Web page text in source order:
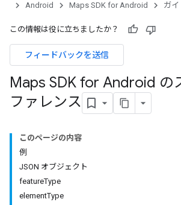
Android
Maps SDK for Android ガイ
この情報は役に立ちましたか？
フィードバックを送信
Maps SDK for Android の
ファレンス
このページの内容
例
JSON オブジェクト
featureType
elementType